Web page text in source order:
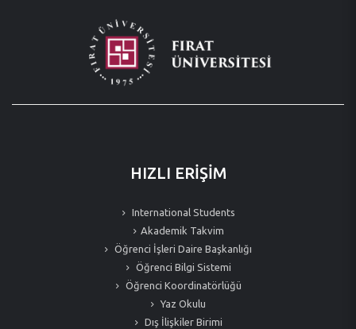
HIZLI ERİŞİM
International Students
Akademik Takvim
Öğrenci İşleri Daire Başkanlığı
Öğrenci Bilgi Sistemi
Öğrenci Koordinatörlüğü
Yaz Okulu
Dış İlişkiler Birimi